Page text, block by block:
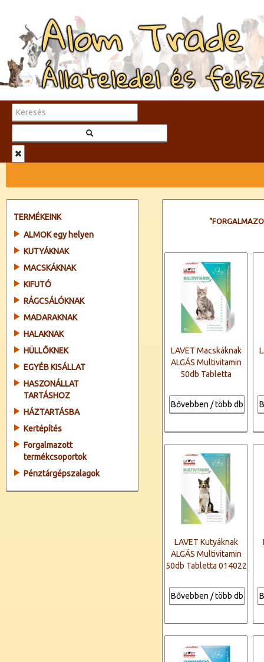
Alom Trade
Állateledel és
TERMÉKEINK
ALMOK egy helyen
KUTYÁKNAK
MACSKÁKNAK
KIFUTÓ
RÁGCSÁLÓKNAK
MADARAKNAK
HALAKNAK
HÜLLŐKNEK
EGYÉB KISÁLLAT
HASZONÁLLAT
TARTÁSHOZ
HÁZTARTÁSBA
Kertépítés
Forgalmazott
termékcsoportok
Pénztárgépszalagok
LAVET Macskáknak
ALGÁS Multivitamin
50db Tabletta
Bővebben / több db
LAVET Kutyáknak
ALGÁS Multivitamin
50db Tabletta 014022
Bővebben / több db